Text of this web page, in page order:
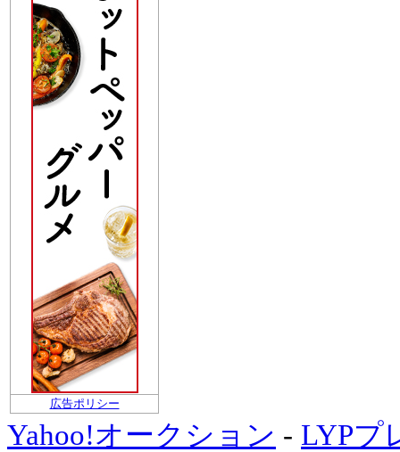
広告ポリシー
Yahoo!オークション - LYPプ